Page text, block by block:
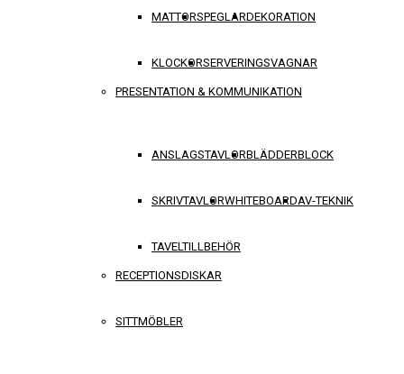
MATTORSPEGLARDEKORATION
KLOCKORSERVERINGSVAGNAR
PRESENTATION & KOMMUNIKATION
ANSLAGSTAVLORBLÄDDERBLOCK
SKRIVTAVLORWHITEBOARDAV-TEKNIK
TAVELTILLBEHÖR
RECEPTIONSDISKAR
SITTMÖBLER